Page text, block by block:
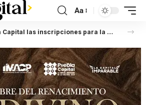
Aa
Apertura DIF Puebla Capital las inscripciones para la Carrera de Capacitación para el Trabajo en Gastronomía